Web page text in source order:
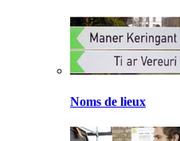
Noms de lieux